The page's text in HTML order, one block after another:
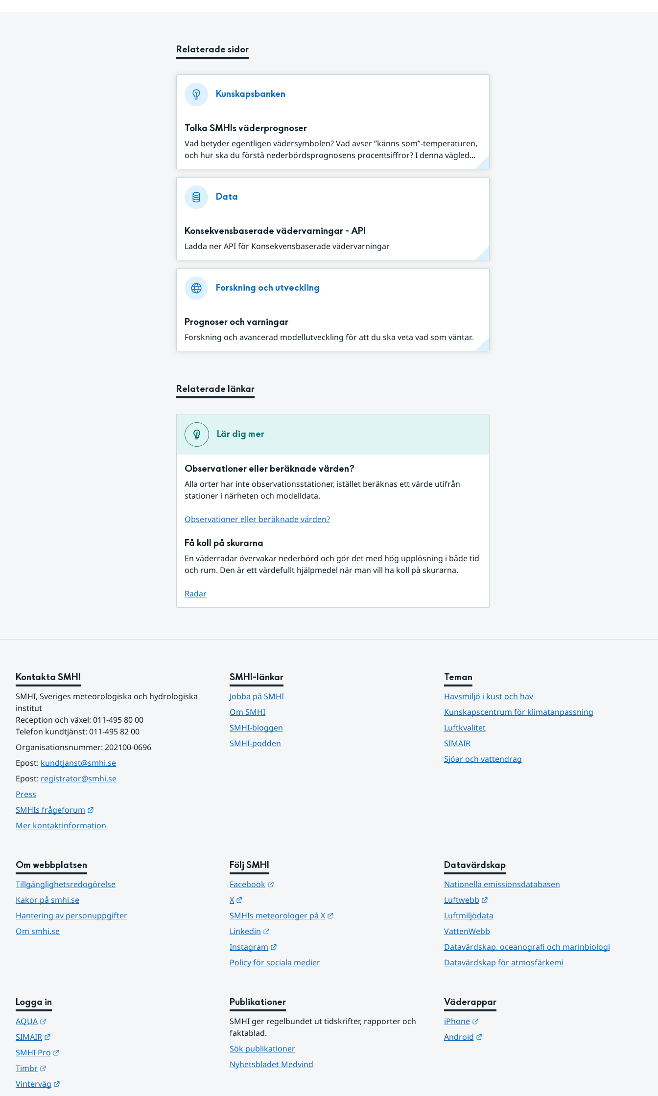
Relaterade sidor
Kunskapsbanken
Tolka SMHIs väderprognoser
Vad betyder egentligen vädersymbolen? Vad avser ”känns som”-temperaturen,
och hur ska du förstå nederbördsprognosens procentsiffror? I denna vägled...
Data
Konsekvensbaserade vädervarningar - API
Ladda ner API för Konsekvensbaserade vädervarningar
Forskning och utveckling
Prognoser och varningar
Forskning och avancerad modellutveckling för att du ska veta vad som väntar.
Relaterade länkar
Lär dig mer
Observationer eller beräknade värden?
Alla orter har inte observationsstationer, istället beräknas ett värde utifrån
stationer i närheten och modelldata.
Observationer eller beräknade värden?
Få koll på skurarna
En väderradar övervakar nederbörd och gör det med hög upplösning i både tid
och rum. Den är ett värdefullt hjälpmedel när man vill ha koll på skurarna.
Radar
Kontakta SMHI
SMHI, Sveriges meteorologiska och hydrologiska
institut
Reception och växel: 011-495 80 00
Telefon kundtjänst: 011-495 82 00
Organisationsnummer: 202100-0696
Epost: kundtjanst@smhi.se
Epost: registrator@smhi.se
Press
SMHIs frågeforum
Mer kontaktinformation
SMHI-länkar
Jobba på SMHI
Om SMHI
SMHI-bloggen
SMHI-podden
Teman
Havsmiljö i kust och hav
Kunskapscentrum för klimatanpassning
Luftkvalitet
SIMAIR
Sjöar och vattendrag
Om webbplatsen
Tillgänglighetsredogörelse
Kakor på smhi.se
Hantering av personuppgifter
Om smhi.se
Följ SMHI
Facebook
X
SMHIs meteorologer på X
Linkedin
Instagram
Policy för sociala medier
Datavärdskap
Nationella emissionsdatabasen
Luftwebb
Länk till annan webbplats.
Luftmiljödata
VattenWebb
Datavärdskap, oceanografi och marinbiologi
Datavärdskap för atmosfärkemi
Logga in
AQUA
SIMAIR
SMHI Pro
Timbr
Vinterväg
Publikationer
SMHI ger regelbundet ut tidskrifter, rapporter och
faktablad.
Sök publikationer
Nyhetsbladet Medvind
Väderappar
iPhone
Länk till annan webbplats.
Android
Länk till annan webbplats.